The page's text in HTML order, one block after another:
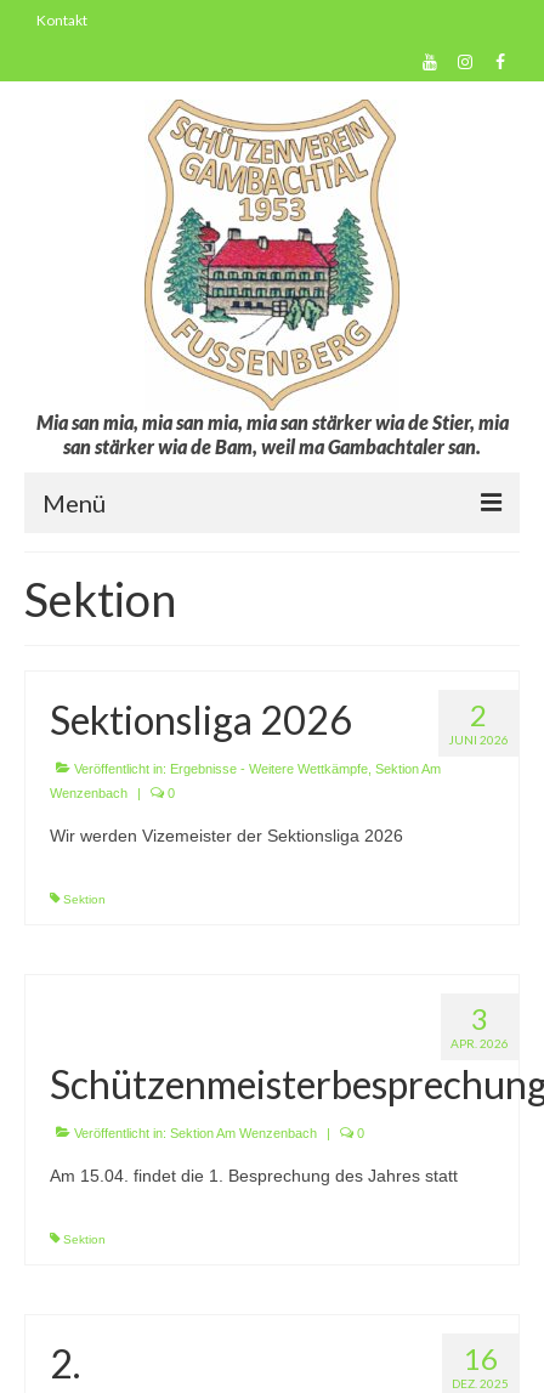
Kontakt
Mia san mia, mia san mia, mia san stärker wia de Stier, mia
san stärker wia de Bam, weil ma Gambachtaler san.
Menü
Vorstandschaft
Vereinschronik
Die Geschichte unserer Kapelle
1. Mannschaft Luftpistole
2. Mannschaft Auflage
FAQ
Sektion
2
JUNI 2026
Sektionsliga 2026
Veröffentlicht in: Ergebnisse - Weitere Wettkämpfe Sektion Am
Wenzenbach
0
Wir werden Vizemeister der Sektionsliga 2026
Sektion
3
APR. 2026
Veröffentlicht in: Sektion Am Wenzenbach 0
Am 15.04. findet die 1. Besprechung des Jahres statt
Sektion
16
DEZ. 2025
2.